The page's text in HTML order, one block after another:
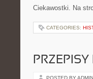
Ciekawostki. Na
CATEGORIES:
POSTED BY ADMIN